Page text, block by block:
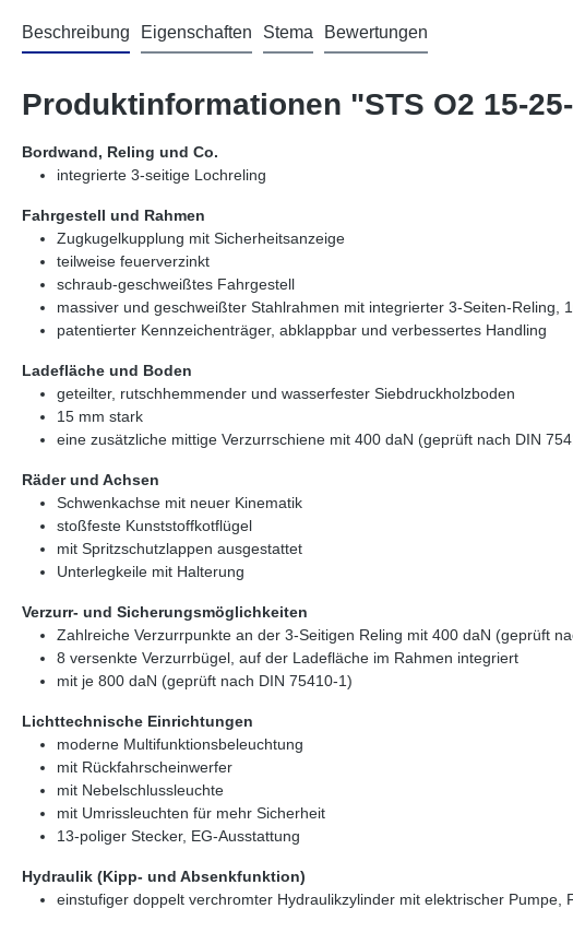
Beschreibung Eigenschaften Stema Bewertungen
Produktinformationen "STS O2 15-
Bordwand, Reling und Co.
integrierte 3-seitige Lochreling
Fahrgestell und Rahmen
Zugkugelkupplung mit Sicherheitsanzeige
teilweise feuerverzinkt
schraub-geschweißtes Fahrgestell
massiver und geschweißter Stahlrahmen mit integrierter 3-Seiten-
patentierter Kennzeichenträger, abklappbar und verbessertes Handling
Ladefläche und Boden
geteilter, rutschhemmender und wasserfester Siebdruckholzboden
15 mm stark
eine zusätzliche mittige Verzurrschiene mit 400 daN (geprüft nach DIN
Räder und Achsen
Schwenkachse mit neuer Kinematik
stoßfeste Kunststoffkotflügel
mit Spritzschutzlappen ausgestattet
Unterlegkeile mit Halterung
Verzurr- und Sicherungsmöglichkeiten
Zahlreiche Verzurrpunkte an der 3-Seitigen Reling mit 400 daN (geprüft
8 versenkte Verzurrbügel, auf der Ladefläche im Rahmen integriert
mit je 800 daN (geprüft nach DIN 75410-1)
Lichttechnische Einrichtungen
moderne Multifunktionsbeleuchtung
mit Rückfahrscheinwerfer
mit Nebelschlussleuchte
mit Umrissleuchten für mehr Sicherheit
13-poliger Stecker, EG-Ausstattung
Hydraulik (Kipp- und Absenkfunktion)
einstufiger doppelt verchromter Hydraulikzylinder mit elektrischer Pumpe,